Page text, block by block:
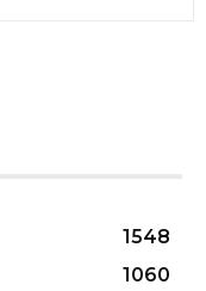
1548
1060